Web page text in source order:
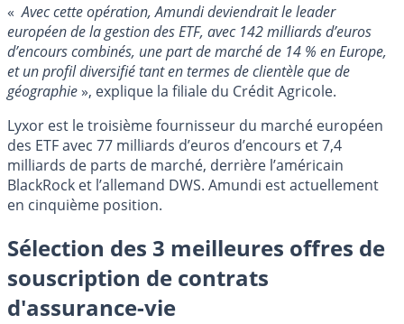
« Avec cette opération, Amundi deviendrait le leader
européen de la gestion des ETF, avec 142 milliards d’euros
d’encours combinés, une part de marché de 14 % en Europe,
et un profil diversifié tant en termes de clientèle que de
géographie», explique la filiale du Crédit Agricole.
Lyxor est le troisième fournisseur du marché européen
des ETF avec 77 milliards d’euros d’encours et 7,4
milliards de parts de marché, derrière l’américain
BlackRock et l’allemand DWS. Amundi est actuellement
en cinquième position.
Sélection des 3 meilleures offres de
souscription de contrats
d'assurance-vie